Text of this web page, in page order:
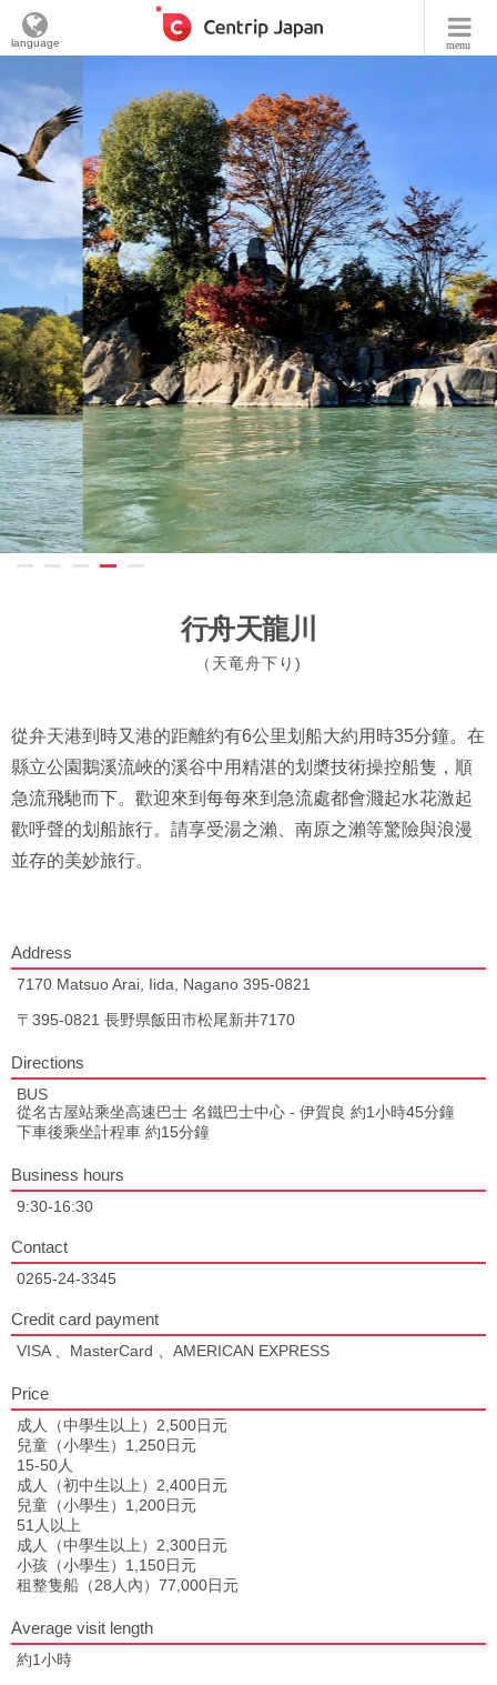
menu
language
行舟天龍川
（天竜舟下り)
從弁天港到時又港的距離約有6公里划船大約用時35分鐘。在
縣立公園鵝溪流峽的溪谷中用精湛的划槳技術操控船隻，順
急流飛馳而下。歡迎來到每每來到急流處都會濺起水花激起
歡呼聲的划船旅行。請享受湯之瀨、南原之瀨等驚險與浪漫
並存的美妙旅行。
Address
7170 Matsuo Arai, Iida, Nagano 395-0821
〒395-0821 長野県飯田市松尾新井7170
Directions
BUS
從名古屋站乘坐高速巴士 名鐵巴士中心 - 伊賀良 約1小時45分鐘
下車後乘坐計程車 約15分鐘
Business hours
9:30-16:30
Contact
0265-24-3345
Credit card payment
VISA 、MasterCard 、AMERICAN EXPRESS
Price
成人（中學生以上）2,500日元
兒童（小學生）1,250日元
15-50人
成人（初中生以上）2,400日元
兒童（小學生）1,200日元
51人以上
成人（中學生以上）2,300日元
小孩（小學生）1,150日元
租整隻船（28人內）77,000日元
Average visit length
約1小時